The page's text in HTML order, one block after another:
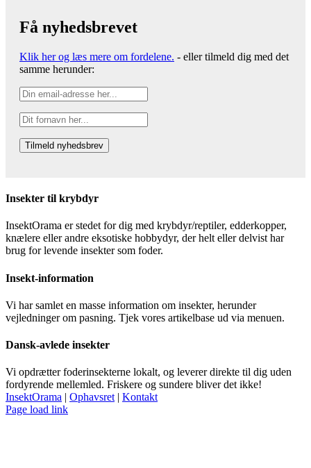
Få nyhedsbrevet
Klik her og læs mere om fordelene. - eller tilmeld dig med det
samme herunder:
Insekter til krybdyr
InsektOrama er stedet for dig med krybdyr/reptiler, edderkopper,
knælere eller andre eksotiske hobbydyr, der helt eller delvist har
brug for levende insekter som foder.
Insekt-information
Vi har samlet en masse information om insekter, herunder
vejledninger om pasning. Tjek vores artikelbase ud via menuen.
Dansk-avlede insekter
Vi opdrætter foderinsekterne lokalt, og leverer direkte til dig uden
fordyrende mellemled. Friskere og sundere bliver det ikke!
InsektOrama | Ophavsret | Kontakt
Facebook
Page load link